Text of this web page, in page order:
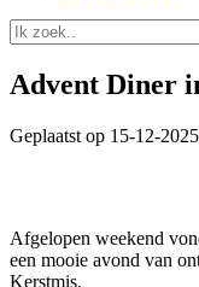
Advent Diner
Geplaatst op 15-12-
Afgelopen weekend
een mooie avond van
Kerstmis.